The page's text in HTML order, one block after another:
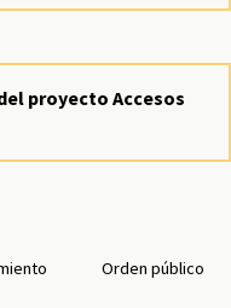
proyecto Accesos
Orden público